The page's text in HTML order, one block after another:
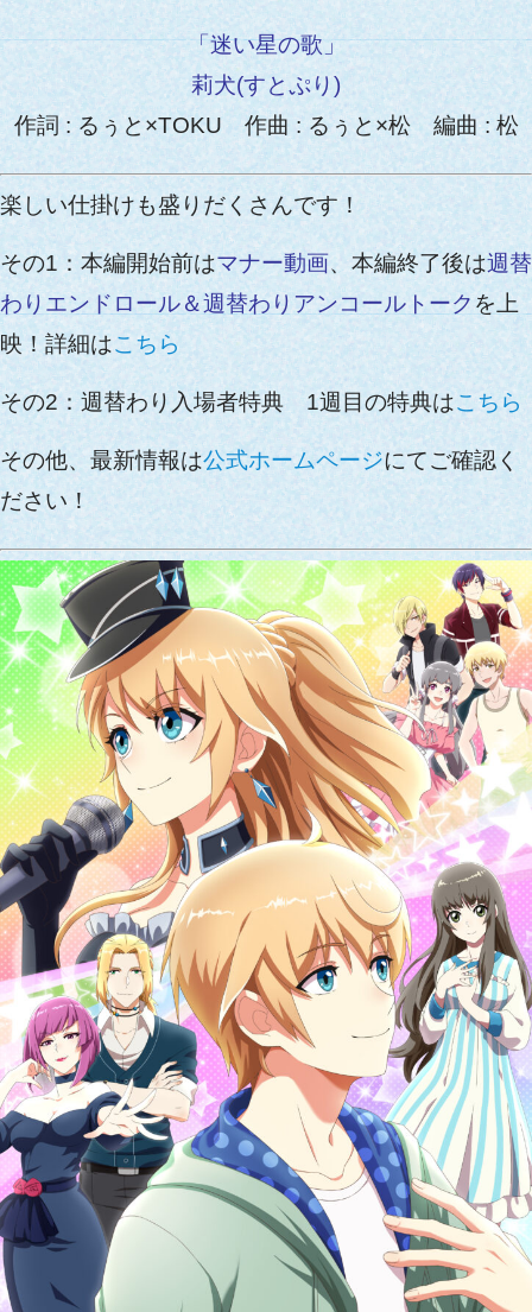
「迷い星の歌」
莉犬(すとぷり)
作詞 : るぅと×TOKU作曲 : るぅと×松 編曲 : 松
楽しい仕掛けも盛りだくさんです！
その1：本編開始前はマナー動画、本編終了後は週替
わりエンドロール＆週替わりアンコールトーク を上
映！詳細はこちら
その2：週替わり入場者特典 1週目の特典はこちら
その他、最新情報は公式ホームページにてご確認く
ださい！